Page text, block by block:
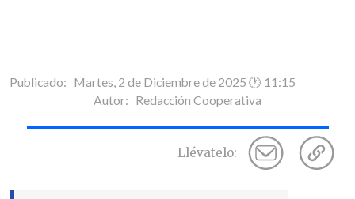
Publicado: Martes, 2 de Diciembre de 2025 🕐 11:15
Autor: Redacción Cooperativa
Llévatelo: